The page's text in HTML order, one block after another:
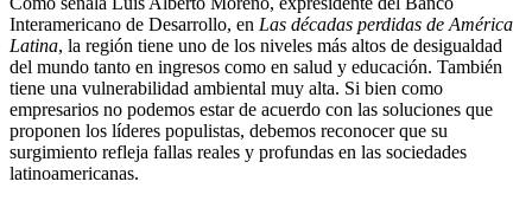
Interamericano de Desarrollo, en Las décadas perdidas de América
Latina, la región tiene uno de los niveles más altos de desigualdad
del mundo tanto en ingresos como en salud y educación. También
tiene una vulnerabilidad ambiental muy alta. Si bien como
empresarios no podemos estar de acuerdo con las soluciones que
proponen los líderes populistas, debemos reconocer que su
surgimiento refleja fallas reales y profundas en las sociedades
latinoamericanas.